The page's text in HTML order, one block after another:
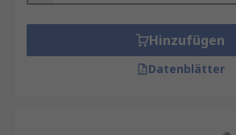
Hinzufügen
Datenblätter